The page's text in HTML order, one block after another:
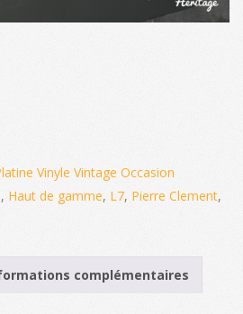
Vinyle Vintage Occasion
, Haut de gamme, L7, Pierre Clement,
complémentaires